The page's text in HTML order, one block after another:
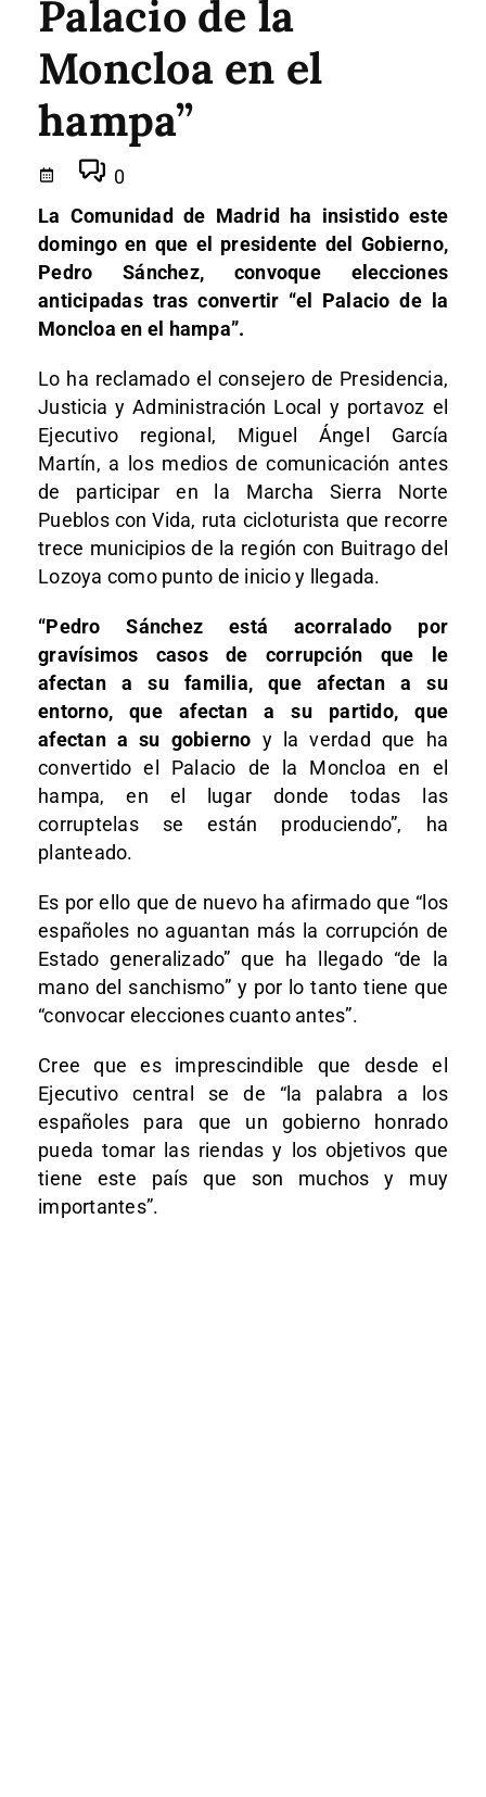
Palacio de la
Moncloa en el
hampa”
0
La Comunidad de Madrid ha insistido este
domingo en que el presidente del Gobierno,
Pedro Sánchez, convoque elecciones
anticipadas tras convertir “el Palacio de la
Moncloa en el hampa”.
Lo ha reclamado el consejero de Presidencia,
Justicia y Administración Local y portavoz el
Ejecutivo regional, Miguel Ángel García
Martín, a los medios de comunicación antes
de participar en la Marcha Sierra Norte
Pueblos con Vida, ruta cicloturista que recorre
trece municipios de la región con Buitrago del
Lozoya como punto de inicio y llegada.
“Pedro Sánchez está acorralado por
gravísimos casos de corrupción que le
afectan a su familia, que afectan a su
entorno, que afectan a su partido, que
afectan a su gobierno y la verdad que ha
convertido el Palacio de la Moncloa en el
hampa, en el lugar donde todas las
corruptelas se están produciendo”, ha
planteado.
Es por ello que de nuevo ha afirmado que “los
españoles no aguantan más la corrupción de
Estado generalizado” que ha llegado “de la
mano del sanchismo” y por lo tanto tiene que
“convocar elecciones cuanto antes”.
Cree que es imprescindible que desde el
Ejecutivo central se de “la palabra a los
españoles para que un gobierno honrado
pueda tomar las riendas y los objetivos que
tiene este país que son muchos y muy
importantes”.